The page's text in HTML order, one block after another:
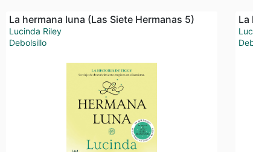
La hermana luna (Las Siete Hermanas 5)
Lucinda Riley
Debolsillo
La